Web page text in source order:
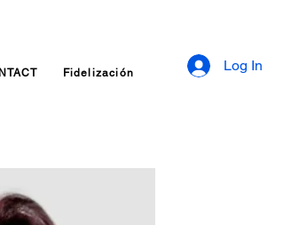
Fidelización Inquiry Services Page
Log In